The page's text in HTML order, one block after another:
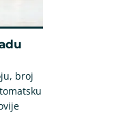
broj